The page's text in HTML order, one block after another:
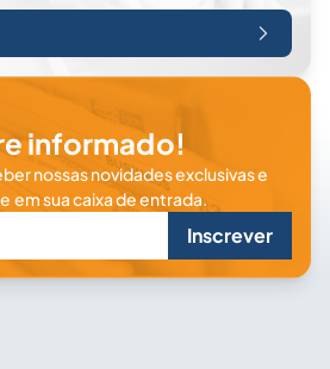
informado!
nossas novidades exclusivas e
sua caixa de entrada.
Inscrever